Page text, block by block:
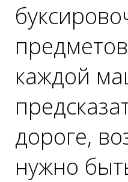
каждой
дороге,
нужно